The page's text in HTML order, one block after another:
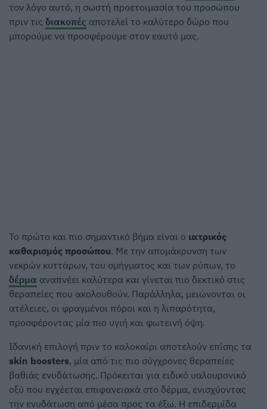
τον λόγο αυτό, η σωστή προετοιμασία του προσώπου
πριν τις διακοπές αποτελεί το καλύτερο δώρο που
μπορούμε να προσφέρουμε στον εαυτό μας.
Το πρώτο και πιο σημαντικό βήμα είναι ο ιατρικός
καθαρισμός προσώπου. Με την απομάκρυνση των
νεκρών κυττάρων, του σμήγματος και των ρύπων, το
δέρμα αναπνέει καλύτερα και γίνεται πιο δεκτικό στις
θεραπείες που ακολουθούν. Παράλληλα, μειώνονται οι
ατέλειες, οι φραγμένοι πόροι και η λιπαρότητα,
προσφέροντας μία πιο υγιή και φωτεινή όψη.
Ιδανική επιλογή πριν το καλοκαίρι αποτελούν επίσης τα
skin boosters, μία από τις πιο σύγχρονες θεραπείες
βαθιάς ενυδάτωσης. Πρόκειται για ειδικό υαλουρονικό
οξύ που εγχέεται επιφανειακά στο δέρμα, ενισχύοντας
την ενυδάτωση από μέσα προς τα έξω. Η επιδερμίδα